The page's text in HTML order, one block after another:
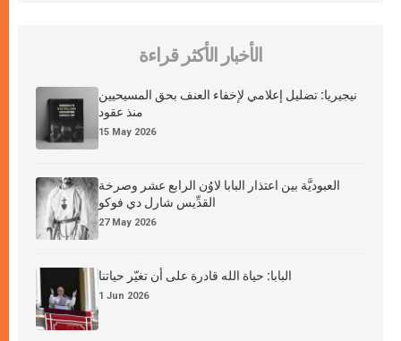
الأخبار الأكثر قراءة
نيجيريا: تضليل إعلامي لإخفاء العنف بحق المسيحيين
منذ عقود
15 May 2026
العبوديَّة بين اعتذار البابا لاوُن الرابع عشر وصرخة
القدِّيس شارل دي فوكو
27 May 2026
البابا: حياة الله قادرة على أن تغيّر حياتنا
1 Jun 2026